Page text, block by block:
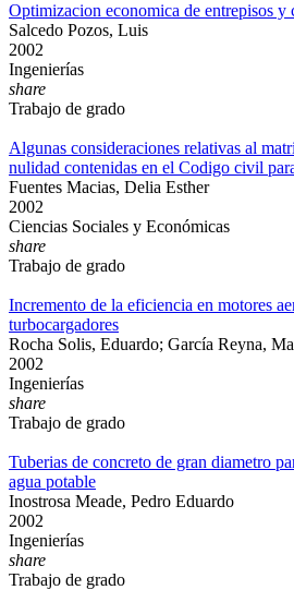
Optimizacion economica de entrepisos y
Salcedo Pozos, Luis
2002
Ingenierías
share
Trabajo de grado
Algunas consideraciones relativas al
nulidad contenidas en el Codigo civil
Fuentes Macias, Delia Esther
2002
Ciencias Sociales y Económicas
share
Trabajo de grado
Incremento de la eficiencia en motores
turbocargadores
Rocha Solis, Eduardo; García Reyna,
2002
Ingenierías
share
Trabajo de grado
Tuberias de concreto de gran diametro
agua potable
Inostrosa Meade, Pedro Eduardo
2002
Ingenierías
share
Trabajo de grado